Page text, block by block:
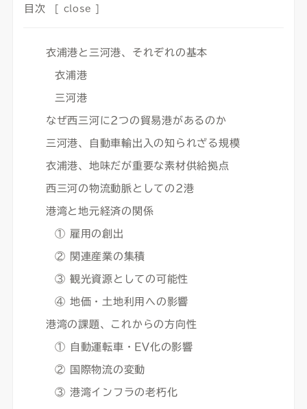
目次 close
衣浦港と三河港、それぞれの基本
衣浦港
三河港
なぜ西三河に2つの貿易港があるのか
三河港、自動車輸出入の知られざる規模
衣浦港、地味だが重要な素材供給拠点
西三河の物流動脈としての2港
港湾と地元経済の関係
① 雇用の創出
② 関連産業の集積
③ 観光資源としての可能性
④ 地価・土地利用への影響
港湾の課題、これからの方向性
① 自動運転車・EV化の影響
② 国際物流の変動
③ 港湾インフラの老朽化